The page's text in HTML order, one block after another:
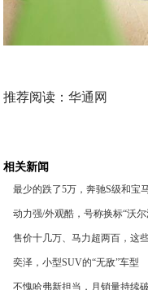
推荐阅读：华通网
相关新闻
最少的跌了5万，奔驰S级和宝
动力强/外观酷，号称换标“沃
售价十几万、马力超两百，这
奕泽，小型SUV的“无敌”车型
不愧哈弗新担当，月销量持续